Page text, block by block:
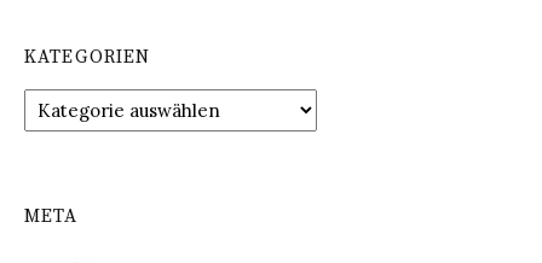
KATEGORIEN
Kategorien
META